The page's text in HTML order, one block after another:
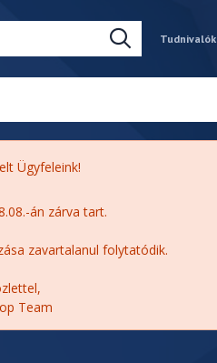
Tudnivalók
Ügyfeleink!
án zárva tart.
zavartalanul folytatódik.
Team